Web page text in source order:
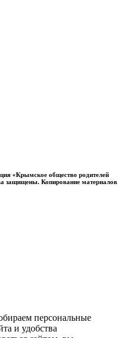
«Крымское общество родителей
защищены. Копирование материалов
персональные
и удобства